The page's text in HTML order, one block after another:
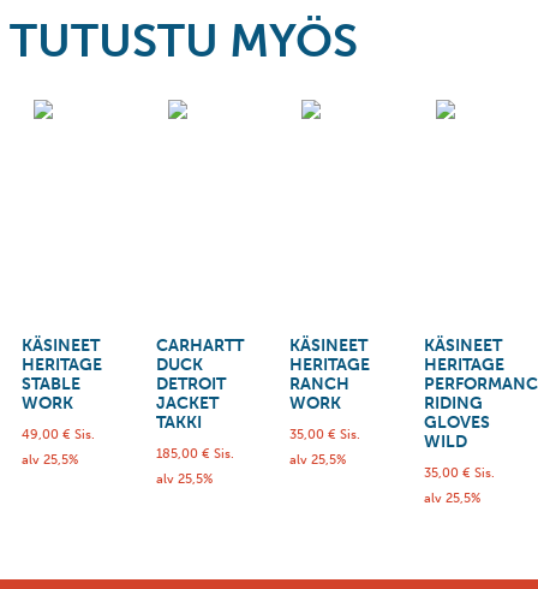
TUTUSTU MYÖS
KÄSINEET
HERITAGE
STABLE
WORK
49,00 € Sis.
alv 25,5%
CARHARTT
DUCK
DETROIT
JACKET
TAKKI
185,00 € Sis.
alv 25,5%
KÄSINEET
HERITAGE
RANCH
WORK
35,00€ Sis.
alv 25,5%
KÄSINEET
HERITAGE
RIDING
GLOVES
WILD
35,00 € Sis.
alv 25,5%